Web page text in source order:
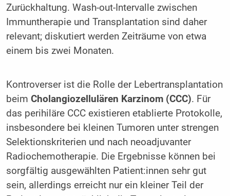
Zurückhaltung. Wash-out-Intervalle zwischen
Immuntherapie und Transplantation sind daher
relevant; diskutiert werden Zeiträume von etwa
einem bis zwei Monaten.
Kontroverser ist die Rolle der Lebertransplantation
beim Cholangiozellulären Karzinom (CCC). Für
das perihiläre CCC existieren etablierte Protokolle,
insbesondere bei kleinen Tumoren unter strengen
Selektionskriterien und nach neoadjuvanter
Radiochemotherapie. Die Ergebnisse können bei
sorgfältig ausgewählten Patient:innen sehr gut
sein, allerdings erreicht nur ein kleiner Teil der